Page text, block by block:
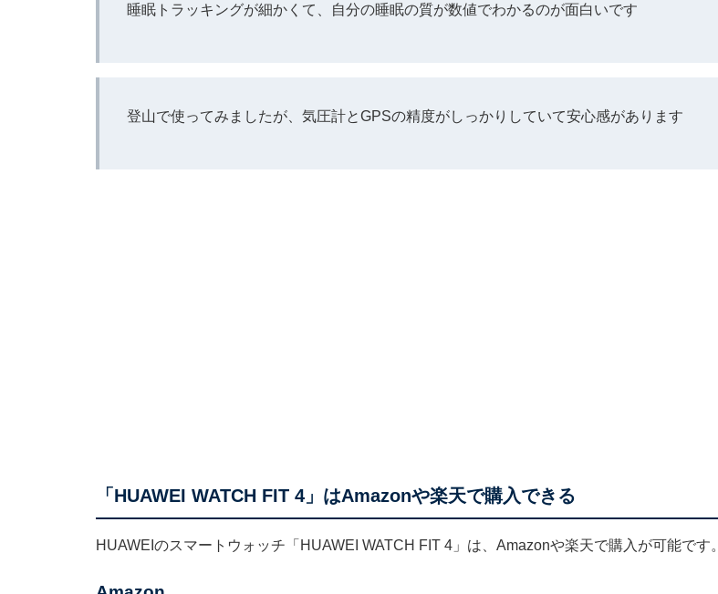
睡眠トラッキングが細かくて、自分の睡眠の質が数値でわかるのが面白いです
登山で使ってみましたが、気圧計とGPSの精度がしっかりしていて安心感があります
「HUAWEI WATCH FIT 4」はAmazonや楽天で購入できる
HUAWEIのスマートウォッチ「HUAWEI WATCH FIT 4」は、Amazonや楽天で購入が可能です。